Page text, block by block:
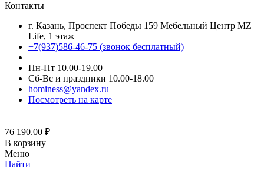
Контакты
г. Казань, Проспект Победы 159 Мебельный Центр MZ
Life, 1 этаж
+7(937)586-46-75 (звонок бесплатный)
Пн-Пт 10.00-19.00
Сб-Вс и праздники 10.00-18.00
hominess@yandex.ru
Посмотреть на карте
76 190.00 ₽
В корзину
Меню
Найти